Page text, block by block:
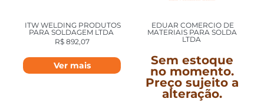
ITW WELDING PRODUTOS
PARA SOLDAGEM LTDA
R$892,07
Ver mais
EDUAR COMERCIO DE
MATERIAIS PARA SOLDA
LTDA
Sem estoque
no momento.
Preço sujeito a
alteração.